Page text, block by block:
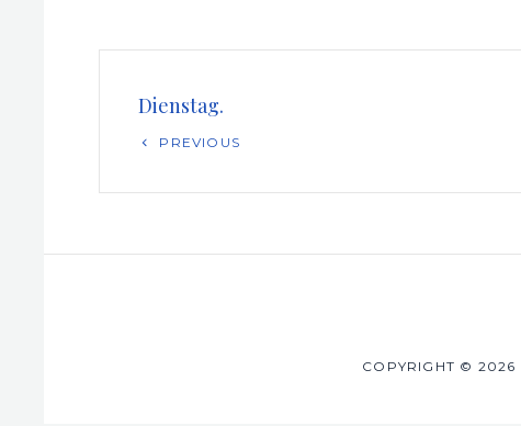
Dienstag.
Previous
PREVIOUS
COPYRIGHT © 2026